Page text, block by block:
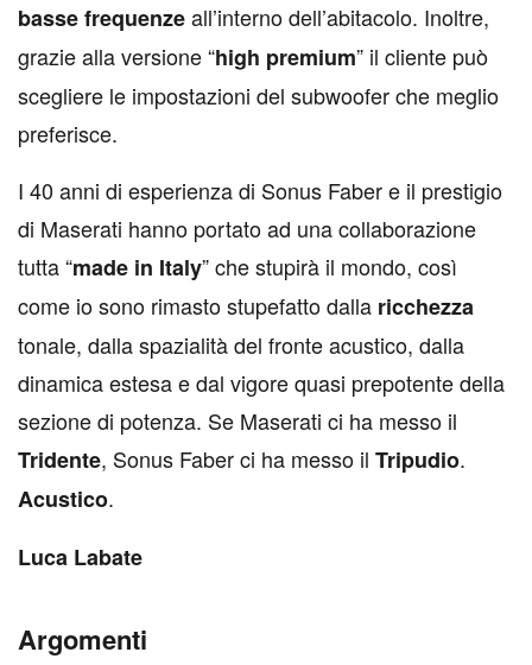
basse frequenzeall’interno dell’abitacolo. Inoltre,
grazie alla versione “high premium” il cliente può
scegliere le impostazioni del subwoofer che meglio
preferisce.
I 40 anni di esperienza di Sonus Faber e il prestigio
di Maserati hanno portato ad una collaborazione
tutta “made in Italy” che stupirà il mondo, così
come io sono rimasto stupefatto dalla ricchezza
tonale, dalla spazialità del fronte acustico, dalla
dinamica estesa e dal vigore quasi prepotente della
sezione di potenza. Se Maserati ci ha messo il
Tridente, Sonus Faber ci ha messo il Tripudio.
Acustico.
Luca Labate
Argomenti